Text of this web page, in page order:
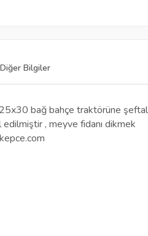
Diğer Bilgiler
bağ bahçe traktörüne
, meyve fidanı dikmek